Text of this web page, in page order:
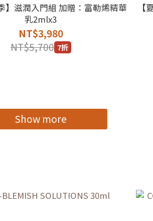
】滋潤入門組 加贈：富勒烯精華
乳2mlx3
NT$3,980
NT$5,700 7折
Show more